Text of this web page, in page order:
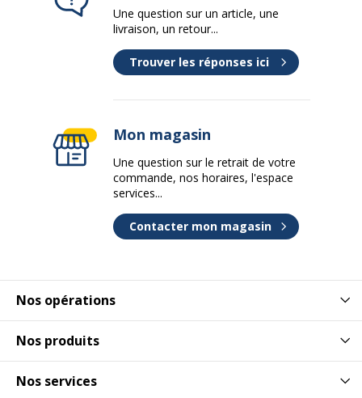
Nos opérations
Nos produits
Nos services
Une question sur un article, une
livraison, un retour...
Trouver les réponses ici
Mon magasin
Une question sur le retrait de votre
commande, nos horaires, l'espace
services...
Contacter mon magasin